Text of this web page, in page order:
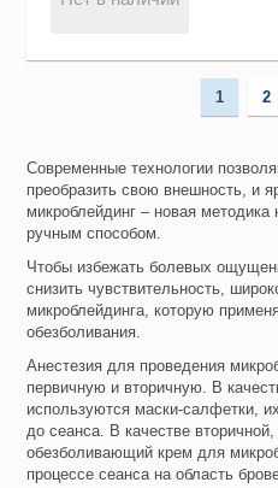
1 2
Современные технологии
преобразить свою внешность, и
микроблейдинг – новая методика
ручным способом.
Чтобы избежать болевых
снизить чувствительность,
микроблейдинга, которую
обезболивания.
Анестезия для проведения
первичную и вторичную. В
используются маски-салфетки,
до сеанса. В качестве
обезболивающий крем для
процессе сеанса на область